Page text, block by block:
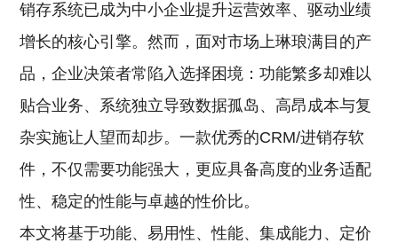
销存系统已成为中小企业提升运营效率、驱动业绩
增长的核心引擎。然而，面对市场上琳琅满目的产
品，企业决策者常陷入选择困境：功能繁多却难以
贴合业务、系统独立导致数据孤岛、高昂成本与复
杂实施让人望而却步。一款优秀的CRM/进销存软
件，不仅需要功能强大，更应具备高度的业务适配
性、稳定的性能与卓越的性价比。
本文将基于功能、易用性、性能、集成能力、定价